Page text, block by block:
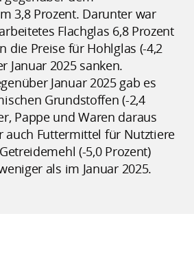
3,8 Prozent. Darunter war
Flachglas 6,8 Prozent
die Preise für Hohlglas (-4,2
Januar 2025 sanken.
Januar 2025 gab es
Grundstoffen (-2,4
Pappe und Waren daraus
auch Futtermittel für Nutztiere
(-5,0 Prozent)
als im Januar 2025.